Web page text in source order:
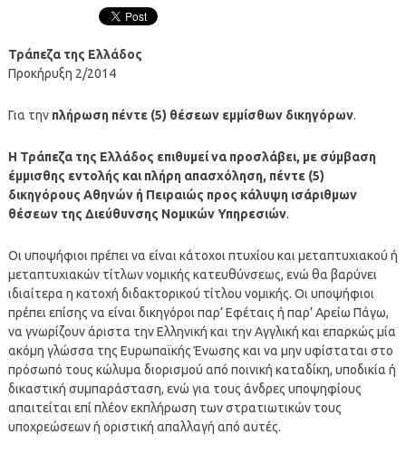
Τράπεζα της Ελλάδος
Προκήρυξη 2/2014
Για την πλήρωση πέντε (5) θέσεων εμμίσθων δικηγόρων.
Η Τράπεζα της Ελλάδος επιθυμεί να προσλάβει, με σύμβαση
έμμισθης εντολής και πλήρη απασχόληση, πέντε (5)
δικηγόρους Αθηνών ή Πειραιώς προς κάλυψη ισάριθμων
θέσεων της Διεύθυνσης Νομικών Υπηρεσιών.
Οι υποψήφιοι πρέπει να είναι κάτοχοι πτυχίου και μεταπτυχιακού ή
μεταπτυχιακών τίτλων νομικής κατευθύνσεως, ενώ θα βαρύνει
ιδιαίτερα η κατοχή διδακτορικού τίτλου νομικής. Οι υποψήφιοι
πρέπει επίσης να είναι δικηγόροι παρ’ Εφέταις ή παρ’ Αρείω Πάγω,
να γνωρίζουν άριστα την Ελληνική και την Αγγλική και επαρκώς μία
ακόμη γλώσσα της Ευρωπαϊκής Ένωσης και να μην υφίσταται στο
πρόσωπό τους κώλυμα διορισμού από ποινική καταδίκη, υποδικία ή
δικαστική συμπαράσταση, ενώ για τους άνδρες υποψηφίους
απαιτείται επί πλέον εκπλήρωση των στρατιωτικών τους
υποχρεώσεων ή οριστική απαλλαγή από αυτές.